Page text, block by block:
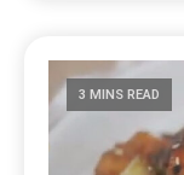
3 MINS READ